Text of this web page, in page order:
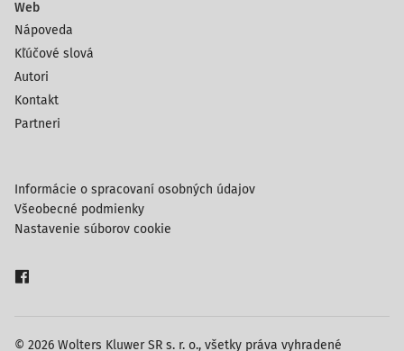
Web
Nápoveda
Kľúčové slová
Autori
Kontakt
Partneri
© 2026 Wolters Kluwer SR s. r. o., všetky práva vyhradené
Informácie o spracovaní osobných údajov
Všeobecné podmienky
Nastavenie súborov cookie